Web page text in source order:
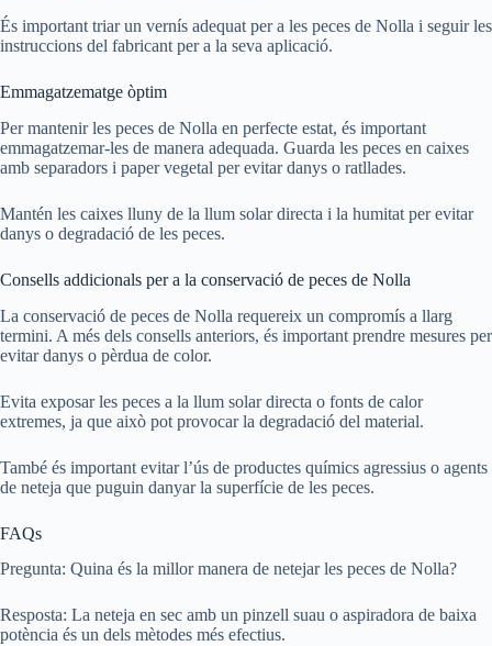
És important triar un vernís adequat per a les peces de Nolla i seguir les
instruccions del fabricant per a la seva aplicació.
Emmagatzematge òptim
Per mantenir les peces de Nolla en perfecte estat, és important
emmagatzemar-les de manera adequada. Guarda les peces en caixes
amb separadors i paper vegetal per evitar danys o ratllades.
Mantén les caixes lluny de la llum solar directa i la humitat per evitar
danys o degradació de les peces.
Consells addicionals per a la conservació de peces de Nolla
La conservació de peces de Nolla requereix un compromís a llarg
termini. A més dels consells anteriors, és important prendre mesures per
evitar danys o pèrdua de color.
Evita exposar les peces a la llum solar directa o fonts de calor
extremes, ja que això pot provocar la degradació del material.
També és important evitar l’ús de productes químics agressius o agents
de neteja que puguin danyar la superfície de les peces.
FAQs
Pregunta: Quina és la millor manera de netejar les peces de Nolla?
Resposta: La neteja en sec amb un pinzell suau o aspiradora de baixa
potència és un dels mètodes més efectius.